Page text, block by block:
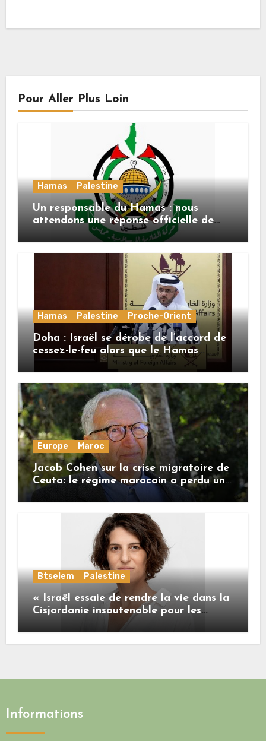
Pour Aller Plus Loin
Hamas Palestine
Un responsable du Hamas : nous
attendons une réponse officielle de
Mladenov concernant la feuille de
route de la deuxième phase de l’accord
Hamas Palestine Proche-Orient
Doha : Israël se dérobe de l’accord de
cessez-le-feu alors que le Hamas
honore ses engagements
Europe Maroc
Jacob Cohen sur la crise migratoire de
Ceuta: le régime marocain a perdu une
bonne part de sa crédibilité vis-à-vis
Btselem Palestine
« Israël essaie de rendre la vie dans la
Cisjordanie insoutenable pour les
Informations